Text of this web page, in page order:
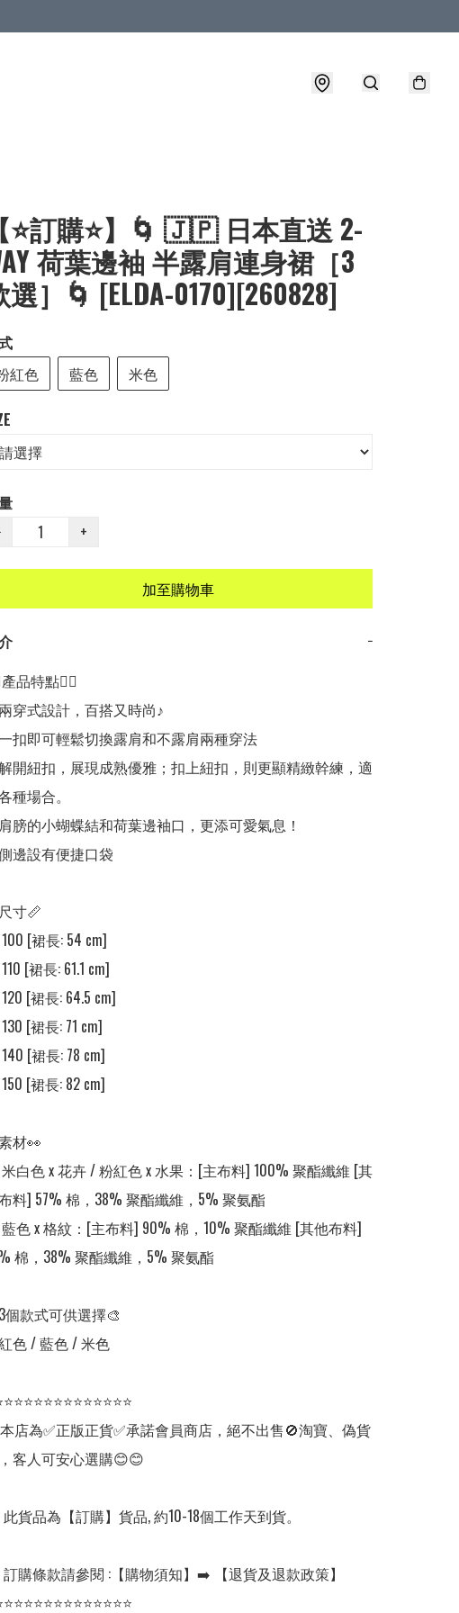
【⭐訂購⭐】🌀 🇯🇵 日本直送 2-
荷葉邊袖 半露肩連身裙［3
選］🌀 [ELDA-0170][260828]
紅色
藍色 米色
+
加至購物車
−
產品特點👍🏻
穿式設計，百搭又時尚♪
扣即可輕鬆切換露肩和不露肩兩種穿法
開紐扣，展現成熟優雅；扣上紐扣，則更顯精緻幹練，適
種場合。
膀的小蝴蝶結和荷葉邊袖口，更添可愛氣息！
邊設有便捷口袋
寸📏
[裙長: 54 cm]
[裙長: 61.1 cm]
[裙長: 64.5 cm]
[裙長: 71 cm]
[裙長: 78 cm]
[裙長: 82 cm]
材👀
米白色 x 花卉 / 粉紅色 x 水果：[主布料] 100% 聚酯纖維 [其
料] 57% 棉，38% 聚酯纖維，5% 聚氨酯
藍色 x 格紋：[主布料] 90% 棉，10% 聚酯纖維 [其他布料]
棉，38% 聚酯纖維，5% 聚氨酯
個款式可供選擇🎨
色 / 藍色 / 米色
店為✅正版正貨✅承諾會員商店，絕不出售🚫淘寶、偽貨
客人可安心選購😊😊
貨品為【訂購】貨品, 約10-18個工作天到貨。
購條款請參閱 :【購物須知】➡️ 【退貨及退款政策】